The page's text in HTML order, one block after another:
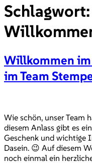
Schlagwort:
Willkommen im
im Team
Wie schön, unser Team
diesem Anlass gibt es
Geschenk und wichtige
Dasein. 😉 Auf diesem
noch einmal ein